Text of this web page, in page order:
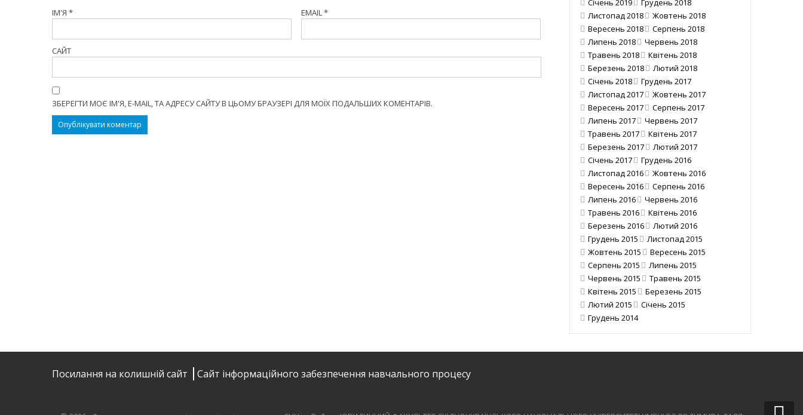
ІМ'Я * EMAIL*
САЙТ
ЗБЕРЕГТИ МОЄ ІМ'Я, E-MAIL, ТА АДРЕСУ САЙТУ В ЦЬОМУ БРАУЗЕРІ ДЛЯ МОЇХ ПОДАЛЬШИХ КОМЕНТАРІВ.
Листопад 2018
Жовтень 2018
Вересень 2018
Серпень 2018
Липень 2018
Червень 2018
Травень 2018
Квітень 2018
Березень 2018
Лютий 2018
Січень 2018
Грудень 2017
Листопад 2017
Жовтень 2017
Вересень 2017
Серпень 2017
Липень 2017
Червень 2017
Травень 2017
Квітень 2017
Березень 2017
Лютий 2017
Січень 2017
Грудень 2016
Листопад 2016
Жовтень 2016
Вересень 2016
Серпень 2016
Липень 2016
Червень 2016
Травень 2016
Квітень 2016
Березень 2016
Лютий 2016
Грудень 2015
Листопад 2015
Жовтень 2015
Вересень 2015
Серпень 2015
Липень 2015
Червень 2015
Травень 2015
Квітень 2015
Березень 2015
Лютий 2015
Січень 2015
Грудень 2014
Посилання на колишній сайт Сайт інформаційного забезпечення навчального процесу